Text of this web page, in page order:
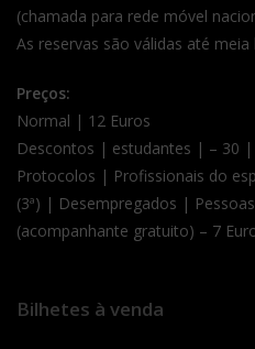
(chamada para rede móvel
As reservas são válidas até
Preços:
Normal | 12 Euros
Descontos | estudantes | – 30
Protocolos | Profissionais do
(3ª) | Desempregados |
(acompanhante gratuito) – 7
Bilhetes à venda